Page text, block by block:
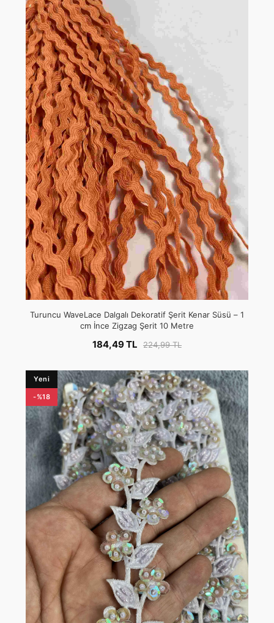
Turuncu WaveLace Dalgalı Dekoratif Şerit Kenar Süsü – 1
cm İnce Zigzag Şerit 10 Metre
184,49 TL 224,99 TL
Yeni
-%18